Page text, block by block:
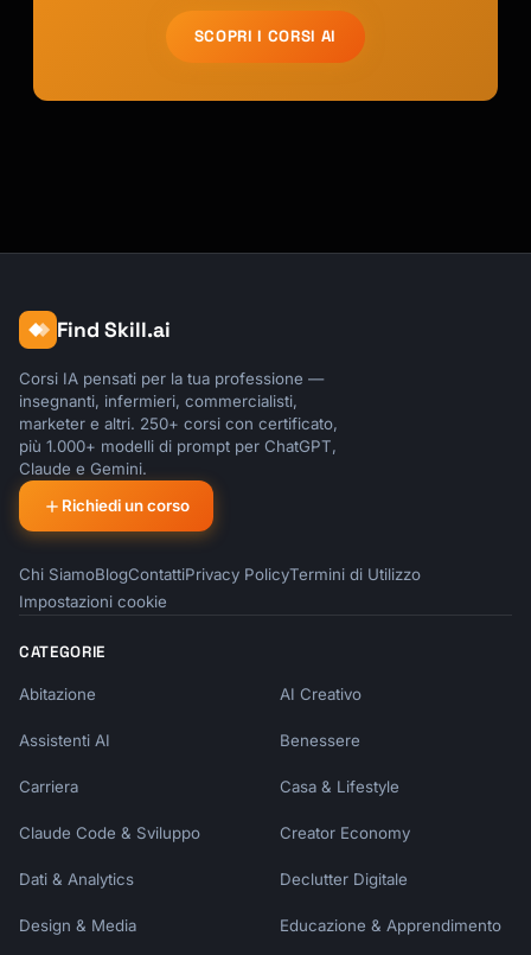
SCOPRI I CORSI AI
Find Skill.ai
Corsi IA pensati per la tua professione —
insegnanti, infermieri, commercialisti,
marketer e altri. 250+ corsi con certificato,
più 1.000+ modelli di prompt per ChatGPT,
Claude e Gemini.
Richiedi un corso
Chi SiamoBlogContattiPrivacy PolicyTermini di Utilizzo
Impostazioni cookie
CATEGORIE
Abitazione AI Creativo
Assistenti AI Benessere
Carriera Casa & Lifestyle
Claude Code & Sviluppo Creator Economy
Dati & Analytics Declutter Digitale
Design & Media Educazione & Apprendimento